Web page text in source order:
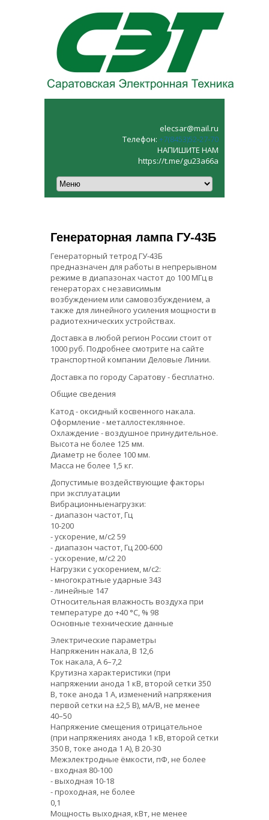
elecsar@mail.ru
Телефон: +7(8453)52‑27‑70
НАПИШИТЕ НАМ
https://t.me/gu23a66a
Генераторная лампа ГУ-43Б
Генераторный тетрод ГУ-43Б
предназначен для работы в непрерывном
режиме в диапазонах частот до 100 МГц в
генераторах с независимым
возбуждением или самовозбуждением, а
также для линейного усиления мощности в
радиотехнических устройствах.
Доставка в любой регион России стоит от
1000 руб. Подробнее смотрите на сайте
транспортной компании Деловые Линии.
Доставка по городу Саратову - бесплатно.
Общие сведения
Катод - оксидный косвенного накала.
Оформление - металлостеклянное.
Охлаждение - воздушное принудительное.
Высота не более 125 мм.
Диаметр не более 100 мм.
Масса не более 1,5 кг.
Допустимые воздействующие факторы
при эксплуатации
Вибрационныенагрузки:
- диапазон частот, Гц
10-200
- ускорение, м/с2 59
- диапазон частот, Гц 200-600
- ускорение, м/с2 20
Нагрузки с ускорением, м/с2:
- многократные ударные 343
- линейные 147
Относительная влажность воздуха при
температуре до +40 °C, % 98
Основные технические данные
Электрические параметры
Напряженин накала, В 12,6
Ток накала, А 6–7,2
Крутизна характеристики (при
напряжении анода 1 кВ, второй сетки 350
В, токе анода 1 А, изменений напряжения
первой сетки на ±2,5 В), мА/В, не менее
40–50
Напряжение смещения отрицательное
(при напряжениях анода 1 кВ, второй сетки
350 В, токе анода 1 А), В 20-30
Межэлектродные ёмкости, пФ, не более
- входная 80-100
- выходная 10-18
- проходная, не более
0,1
Мощность выходная, кВт, не менее